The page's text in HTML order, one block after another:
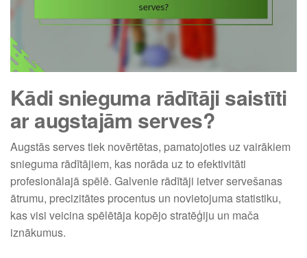
Kādi snieguma rādītāji saistīti
ar augstajām serves?
Augstās serves tiek novērtētas, pamatojoties uz vairākiem
snieguma rādītājiem, kas norāda uz to efektivitāti
profesionālajā spēlē. Galvenie rādītāji ietver servešanas
ātrumu, precizitātes procentus un novietojuma statistiku,
kas visi veicina spēlētāja kopējo stratēģiju un mača
iznākumus.